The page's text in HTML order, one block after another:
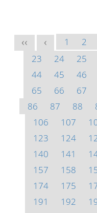
<< < 1 2
23
24 25
44
45 46
65
66 67
86
87 88
106
107
123
124
140
141
157
158
174
175
191
192